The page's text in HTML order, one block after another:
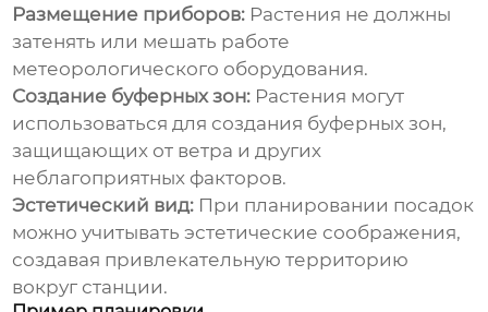
Размещение приборов: Растения не должны
затенять или мешать работе
метеорологического оборудования.
Создание буферных зон: Растения могут
использоваться для создания буферных зон,
защищающих от ветра и других
неблагоприятных факторов.
Эстетический вид: При планировании посадок
можно учитывать эстетические соображения,
создавая привлекательную территорию
вокруг станции.